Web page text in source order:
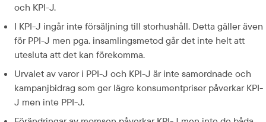
och KPI-J.
I KPI-J ingår inte försäljning till storhushåll. Detta gäller även
för PPI-J men pga. insamlingsmetod går det inte helt att
utesluta att det kan förekomma.
Urvalet av varor i PPI-J och KPI-J är inte samordnade och
kampanjbidrag som ger lägre konsumentpriser påverkar KPI-
J men inte PPI-J.